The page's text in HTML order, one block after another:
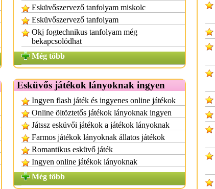
Esküvőszervező tanfolyam miskolc
Esküvőszervező tanfolyam
Okj fogtechnikus tanfolyam még
bekapcsolódhat
Még több
Esküvős játékok lányoknak ingyen
Ingyen flash játék és ingyenes online játékok
Online öltöztetős játékok lányoknak ingyen
Játssz esküvői játékok a játékok lányoknak
Farmos játékok lányoknak állatos játékok
Romantikus esküvő játék
Ingyen online játékok lányoknak
Még több